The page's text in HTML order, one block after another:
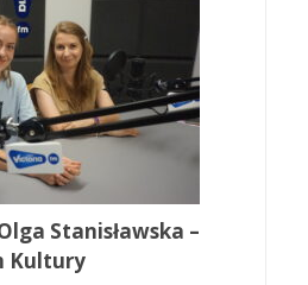
Stanisławska –
Kultury